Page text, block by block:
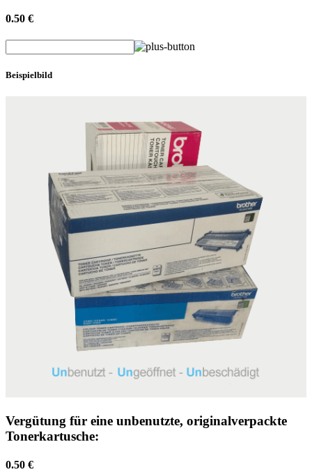
0.50 €
Beispielbild
Vergütung für eine unbenutzte, originalverpackte
Tonerkartusche:
0.50 €